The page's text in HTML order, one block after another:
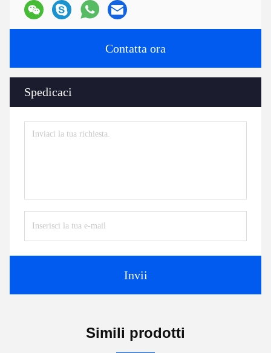
Contatta ora
Spedicaci
Invii
Simili prodotti